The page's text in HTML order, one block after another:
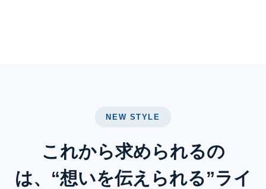
NEW STYLE
これから求められるの
は、“想いを伝えられる”ライ